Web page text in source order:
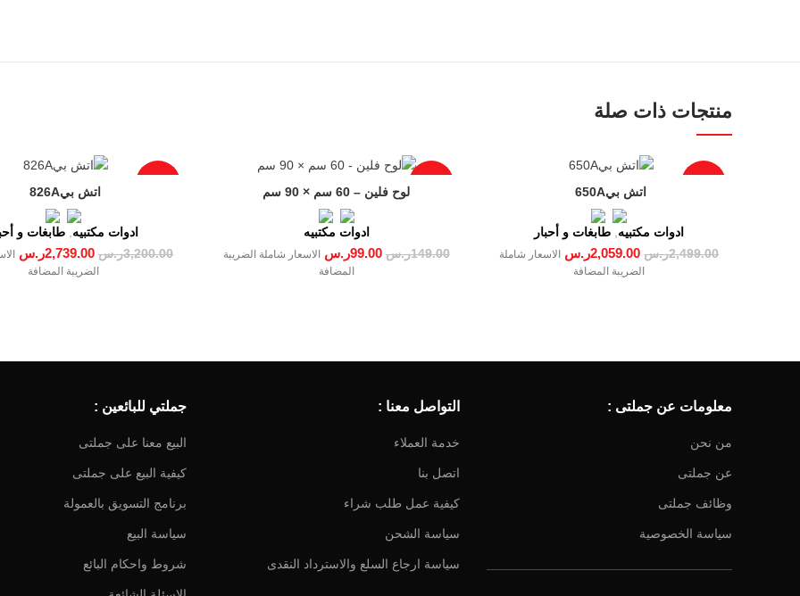
منتجات ذات صلة
ادوات مكتبيه, طابغات و أحبار
2,499.00ر.س 2,059.00ر.س
الاسعار شاملة
الضريبة المضافة
لوح فلين – 60 سم × 90 سم
ادوات مكتبيه
149.00ر.س 99.00ر.س
الاسعار شاملة الضريبة
المضافة
اتش بي‎‎ ‎826‎A
ادوات مكتبيه, طابغات و
3,200.00ر.س 2,739.00ر.س
الضريبة المضافة
معلومات عن جملتى :
من نحن
عن جملتى
وظائف جملتى
سياسة الخصوصية
التواصل معنا :
خدمة العملاء
اتصل بنا
كيفية عمل طلب شراء
سياسة الشحن
سياسة ارجاع السلع والاسترداد النقدى
جملتي للبائعين :
البيع معنا على جملتى
كيفية البيع على جملتى
برنامج التسويق بالعمولة
سياسة البيع
شروط واحكام البائع